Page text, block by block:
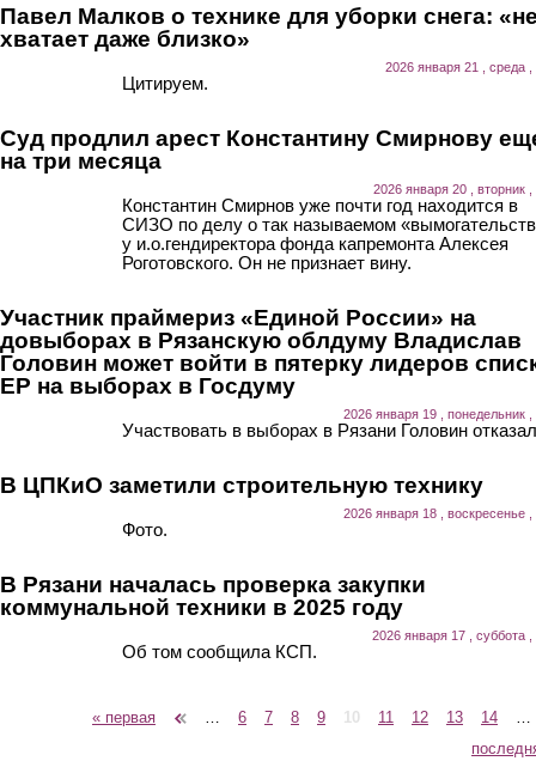
Павел Малков о технике для уборки снега:
хватает даже близко»
2026 января 21 , среда ,
Цитируем.
Суд продлил арест Константину Смирнову
на три месяца
2026 января 20 , вторник ,
Константин Смирнов уже почти год находится в
СИЗО по делу о так называемом
у и.о.гендиректора фонда капремонта Алексея
Роготовского. Он не признает вину.
Участник праймериз «Единой России» на
довыборах в Рязанскую облдуму Владислав
Головин может войти в пятерку лидеров
ЕР на выборах в Госдуму
2026 января 19 , понедельник ,
Участвовать в выборах в Рязани Головин
В ЦПКиО заметили строительную технику
2026 января 18 , воскресенье ,
Фото.
В Рязани началась проверка закупки
коммунальной техники в 2025 году
2026 января 17 , суббота ,
Об том сообщила КСП.
Страницы« первая 6 7 8 9 10 11 12 13 14